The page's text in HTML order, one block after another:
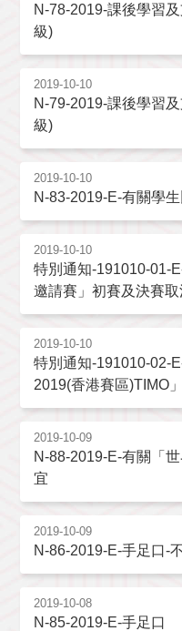
N-78-2019-課後學習
級)
2019-10-10
N-79-2019-課後學習
級)
2019-10-10
N-83-2019-E-有關學
2019-10-10
特別通知-191010-01-
邀請賽」初賽及決賽取
2019-10-10
特別通知-191010-02-
2019(香港賽區)TIMO
2019-10-09
N-88-2019-E-有關「
宜
2019-10-09
N-86-2019-E-手足口-
2019-10-08
N-85-2019-E-手足口